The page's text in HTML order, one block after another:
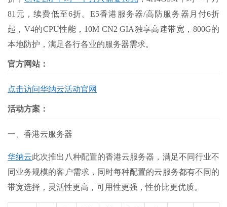
81元，续费低至6折。E5香港服务器/高防服务器月付6折
起，V4的CPU性能，10M CN2 GIA独享高速带宽，800G的
本地防护，满足各行各业的服务器需求。
官方网站：
点击访问华纳云活动官网
活动方案：
一、香港云服务器
华纳云此次推出八种配置的香港云服务器，满足不同行业不
同业务规模的客户需求，同时每种配置的云服务都有不同的
带宽选择，灵活性更高，可用性更强，性价比更优质。